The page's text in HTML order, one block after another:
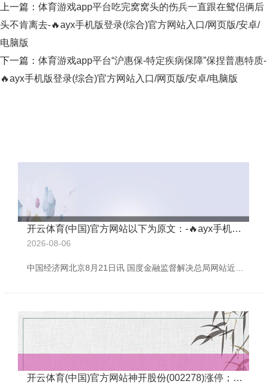
上一篇： 体育游戏app平台吃完窝窝头的伤兵一直跟在鸳侣俩后
头不肯离去-🔥ayx手机版登录(综合)官方网站入口/网页版/安卓/
电脑版
下一篇： 体育游戏app平台“沪惠保-特定疾病保障”保捏普惠特质-
🔥ayx手机版登录(综合)官方网站入口/网页版/安卓/电脑版
开云体育(中国)官方网站以下为原文：-🔥ayx手机版登录(综合)官方网站入口/网页版/安卓/电脑版
2026-08-06
中国经济网北京8月21日讯 国度金融监督解决总局网站近日线路的广东监管局行政处罚信息公开表(2025年65号)露馅，瑞世东谈主寿保障有限包袱公司广东分公司财务业务数据不真确。 国度金融监督解决总局广东监管局对瑞世东谈主寿保障有限包袱公司广东分公司罚金22万元，对李好意思玲(时任瑞世东谈主寿保障有限包袱公司广东分公司银保业务广州第三本部副总司理(主捏职责))劝诫并处罚金4万元。 以下为原文：
开云体育(中国)官方网站神开股份(002278)涨停；数字货币板块走高-🔥ayx手机版登录(综合)官方网站入口/网页版/安卓/电脑版